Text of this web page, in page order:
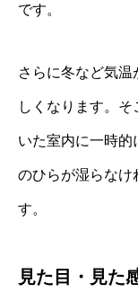
です。
さらに冬など気
しくなります。
いた室内に一時
のひらが湿らなけ
す。
見た目・見た